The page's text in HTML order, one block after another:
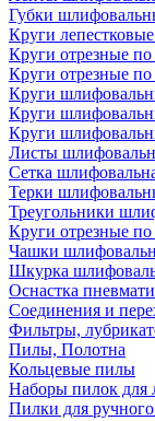
Губки
Круги
Круги отрезные по
Круги отрезные
Круги
Круги
Круги
Листы
Сетка
Терки
Треугольники
Круги отрезные
Чашки
Шкурка
Оснастка
Соединения и
Фильтры,
Пилы, Полотна
Кольцевые пилы
Наборы пилок для
Пилки для ручного